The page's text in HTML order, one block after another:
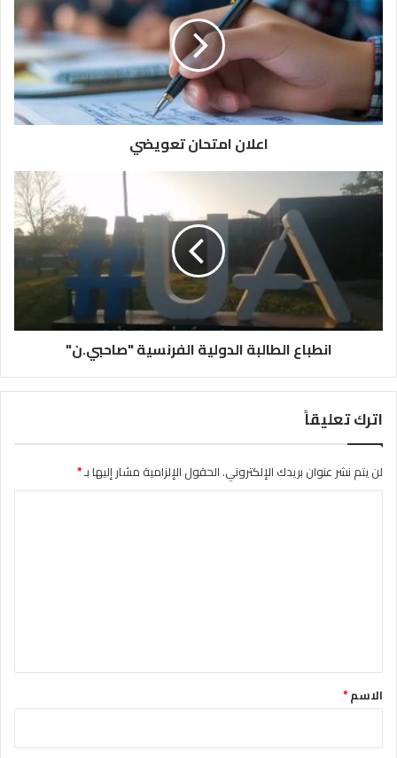
اعلان امتحان تعويضي
انطباع الطالبة الدولية الفرنسية "صاحبي.ن"
اترك تعليقاً
لن يتم نشر عنوان بريدك الإلكتروني.الحقول الإلزامية مشار إليها بـ*
*الاسم*